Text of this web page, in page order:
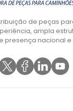
de peças
ampla
presença nacional e